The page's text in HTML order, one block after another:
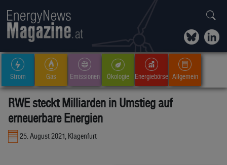
Strom Gas Emissionen Ökologie Energiebörse Allgemein
RWE steckt Milliarden in Umstieg auf
erneuerbare Energien
25. August 2021, Klagenfurt